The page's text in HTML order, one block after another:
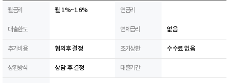
월금리 월 1%~1.6% 연금리
대출한도 연체금리 없음
추가비용 협의후 결정 조기상환 수수료 없음
상환방식 상담 후 결정 대출기간